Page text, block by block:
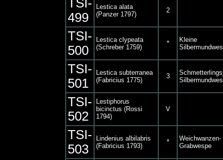
TSI-
499
Lestica alata
(Panzer 1797)
2
TSI-
500
Lestica clypeata
(Schreber 1759)
*
Kleine
TSI-
501
Lestica subterranea
(Fabricius 1775)
3
TSI-
502
Lestiphorus
bicinctus (Rossi
1794)
V
TSI-
503
Lindenius albilabris
(Fabricius 1793)
*
Weichwanzen-
Grabwespe